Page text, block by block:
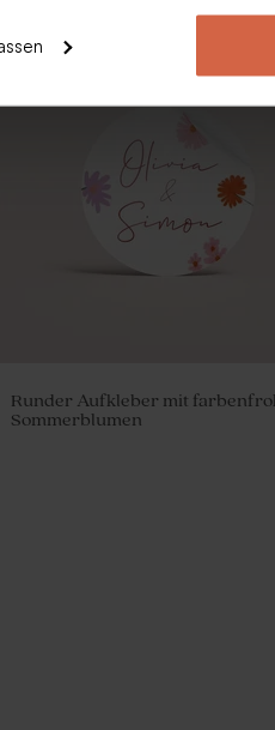
Runder Aufkleber mit
Sommerblumen